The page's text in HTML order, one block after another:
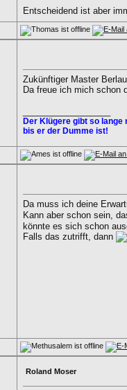
Entscheidend ist aber
Zukünftiger Master
Da freue ich mich schon
Der Klügere gibt so lange
bis er der Dumme ist!
Da muss ich deine
Kann aber schon sein,
könnte es sich schon
Falls das zutrifft, dann
Roland Moser